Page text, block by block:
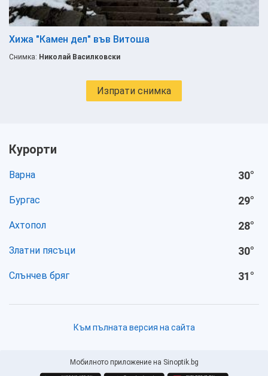
Хижа "Камен дел" във Витоша
Снимка: Николай Василковски
Изпрати снимка
Курорти
Варна 30°
Бургас 29°
Ахтопол 28°
Златни пясъци 30°
Слънчев бряг 31°
Към пълната версия на сайта
Мобилното приложение на Sinoptik.bg